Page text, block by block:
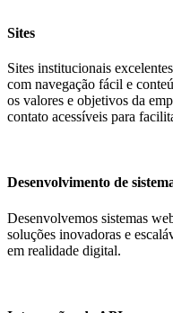
Sites
Sites institucionais
com navegação fácil e
os valores e objetivos da
contato acessíveis para
Desenvolvimento de
Desenvolvemos sistemas
soluções inovadoras e
em realidade digital.